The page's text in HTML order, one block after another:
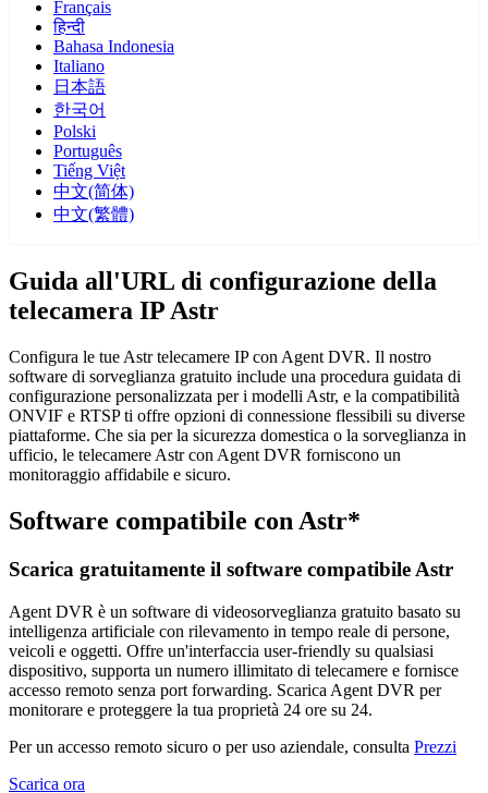
Français
हिन्दी
Bahasa Indonesia
Italiano
日本語
한국어
Polski
Português
Tiếng Việt
中文(简体)
中文(繁體)
Guida all'URL di configurazione della
telecamera IP Astr
Configura le tue Astr telecamere IP con Agent DVR. Il nostro
software di sorveglianza gratuito include una procedura guidata di
configurazione personalizzata per i modelli Astr, e la compatibilità
ONVIF e RTSP ti offre opzioni di connessione flessibili su diverse
piattaforme. Che sia per la sicurezza domestica o la sorveglianza in
ufficio, le telecamere Astr con Agent DVR forniscono un
monitoraggio affidabile e sicuro.
Software compatibile con Astr*
Scarica gratuitamente il software compatibile Astr
Agent DVR è un software di videosorveglianza gratuito basato su
intelligenza artificiale con rilevamento in tempo reale di persone,
veicoli e oggetti. Offre un'interfaccia user-friendly su qualsiasi
dispositivo, supporta un numero illimitato di telecamere e fornisce
accesso remoto senza port forwarding. Scarica Agent DVR per
monitorare e proteggere la tua proprietà 24 ore su 24.
Per un accesso remoto sicuro o per uso aziendale, consulta Prezzi
Scarica ora